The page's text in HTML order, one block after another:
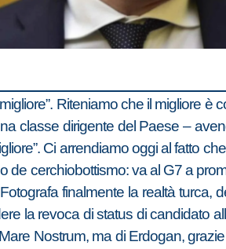
Riteniamo che il migliore è
classe dirigente del Paese –
Ci arrendiamo oggi al fatto
de cerchiobottismo: va al G7 a
finalmente la realtà turca,
la revoca di status di candidato
Nostrum, ma di Erdogan, grazie